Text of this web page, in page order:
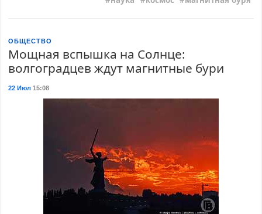
ОБЩЕСТВО
Мощная вспышка на Солнце:
волгоградцев ждут магнитные бури
22 Июл15:08